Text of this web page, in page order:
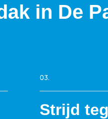
in De
03.
Strijd